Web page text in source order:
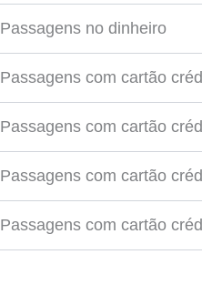
Passagens no dinheiro
Passagens com cartão
Passagens com cartão
Passagens com cartão
Passagens com cartão